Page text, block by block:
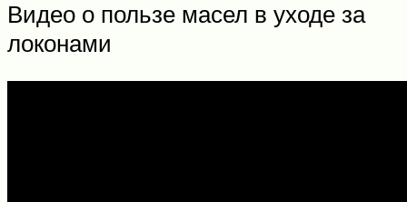
Видео о пользе масел в уходе за
локонами